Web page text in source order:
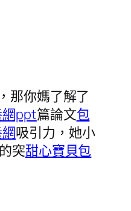
那你媽了解了
ppt篇論文包
吸引力，她小
突甜心寶貝包